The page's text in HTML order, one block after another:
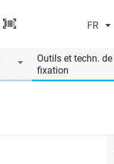
FR
Outils et techn. de
fixation